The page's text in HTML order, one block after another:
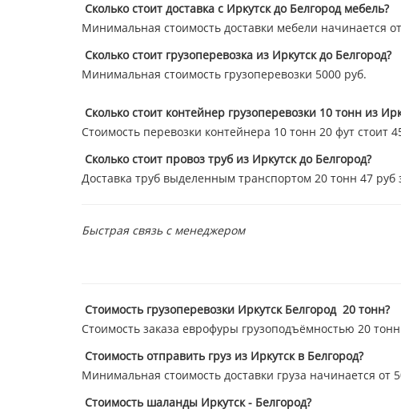
Сколько стоит доставка с Иркутск до Белгород мебель?
Минимальная стоимость доставки мебели начинается
Сколько стоит грузоперевозка из Иркутск до Белгород?
Минимальная стоимость грузоперевозки 5000 руб.
Сколько стоит контейнер грузоперевозки 10 тонн из
Стоимость перевозки контейнера 10 тонн 20 фут стоит
Сколько стоит провоз труб из Иркутск до Белгород?
Доставка труб выделенным транспортом 20 тонн 47 руб
Быстрая связь с менеджером
Стоимость грузоперевозки Иркутск Белгород 20 тонн?
Стоимость заказа еврофуры грузоподъёмностью 20
Стоимость отправить груз из Иркутск в Белгород?
Минимальная стоимость доставки груза начинается от
Стоимость шаланды Иркутск - Белгород?